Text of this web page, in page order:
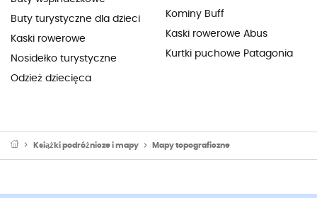
Buty turystyczne dla dzieci
Kaski rowerowe
Nosidełko turystyczne
Odzież dziecięca
Kominy Buff
Kaski rowerowe Abus
Kurtki puchowe Patagonia
Książki podróżnicze i mapy Mapy topograficzne